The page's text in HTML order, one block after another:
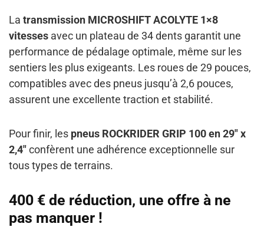
La transmission MICROSHIFT ACOLYTE 1×8
vitesses avec un plateau de 34 dents garantit une
performance de pédalage optimale, même sur les
sentiers les plus exigeants. Les roues de 29 pouces,
compatibles avec des pneus jusqu’à 2,6 pouces,
assurent une excellente traction et stabilité.
Pour finir, les pneus ROCKRIDER GRIP 100 en 29″ x
2,4″confèrent une adhérence exceptionnelle sur
tous types de terrains.
400 € de réduction, une offre à ne
pas manquer !